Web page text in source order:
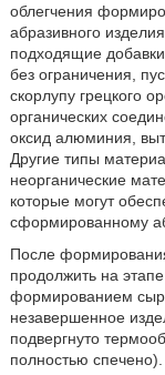
облегчения
абразивного
подходящие
без ограничения,
скорлупу грецкого
органических
оксид алюминия,
Другие типы
неорганические
которые могут
сформированному
После
продолжить на
формированием
незавершенное
подвергнуто
полностью